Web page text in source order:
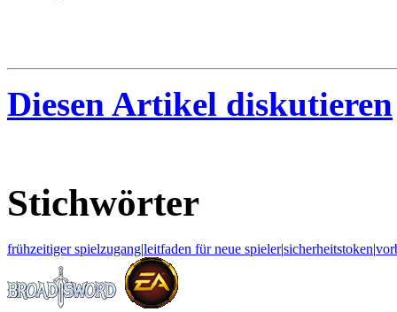
Diesen Artikel diskutieren
Stichwörter
frühzeitiger spielzugang|leitfaden für neue spieler|sicherheitstoken|